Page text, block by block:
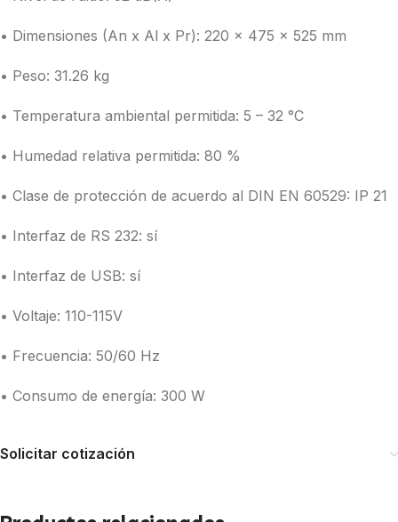
• Dimensiones (An x Al x Pr): 220 x 475 x 525 mm
• Peso: 31.26 kg
• Temperatura ambiental permitida: 5 – 32 °C
• Humedad relativa permitida: 80 %
• Clase de protección de acuerdo al DIN EN 60529: IP 21
• Interfaz de RS 232: sí
• Interfaz de USB: sí
• Voltaje: 110-115V
• Frecuencia: 50/60 Hz
• Consumo de energía: 300 W
Solicitar cotización